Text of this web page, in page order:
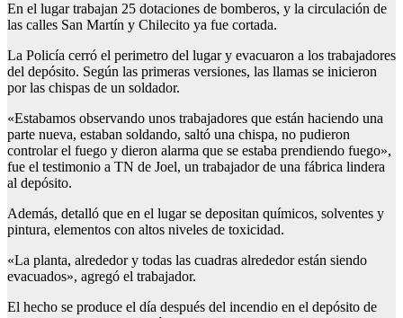
En el lugar trabajan 25 dotaciones de bomberos, y la circulación de
las calles San Martín y Chilecito ya fue cortada.
La Policía cerró el perimetro del lugar y evacuaron a los trabajadores
del depósito. Según las primeras versiones, las llamas se inicieron
por las chispas de un soldador.
«Estabamos observando unos trabajadores que están haciendo una
parte nueva, estaban soldando, saltó una chispa, no pudieron
controlar el fuego y dieron alarma que se estaba prendiendo fuego»,
fue el testimonio a TN de Joel, un trabajador de una fábrica lindera
al depósito.
Además, detalló que en el lugar se depositan químicos, solventes y
pintura, elementos con altos niveles de toxicidad.
«La planta, alrededor y todas las cuadras alrededor están siendo
evacuados», agregó el trabajador.
El hecho se produce el día después del incendio en el depósito de